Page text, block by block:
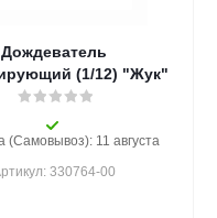
Дождеватель
(1/12) "Жук"
(Самовывоз): 11 августа
330764-00